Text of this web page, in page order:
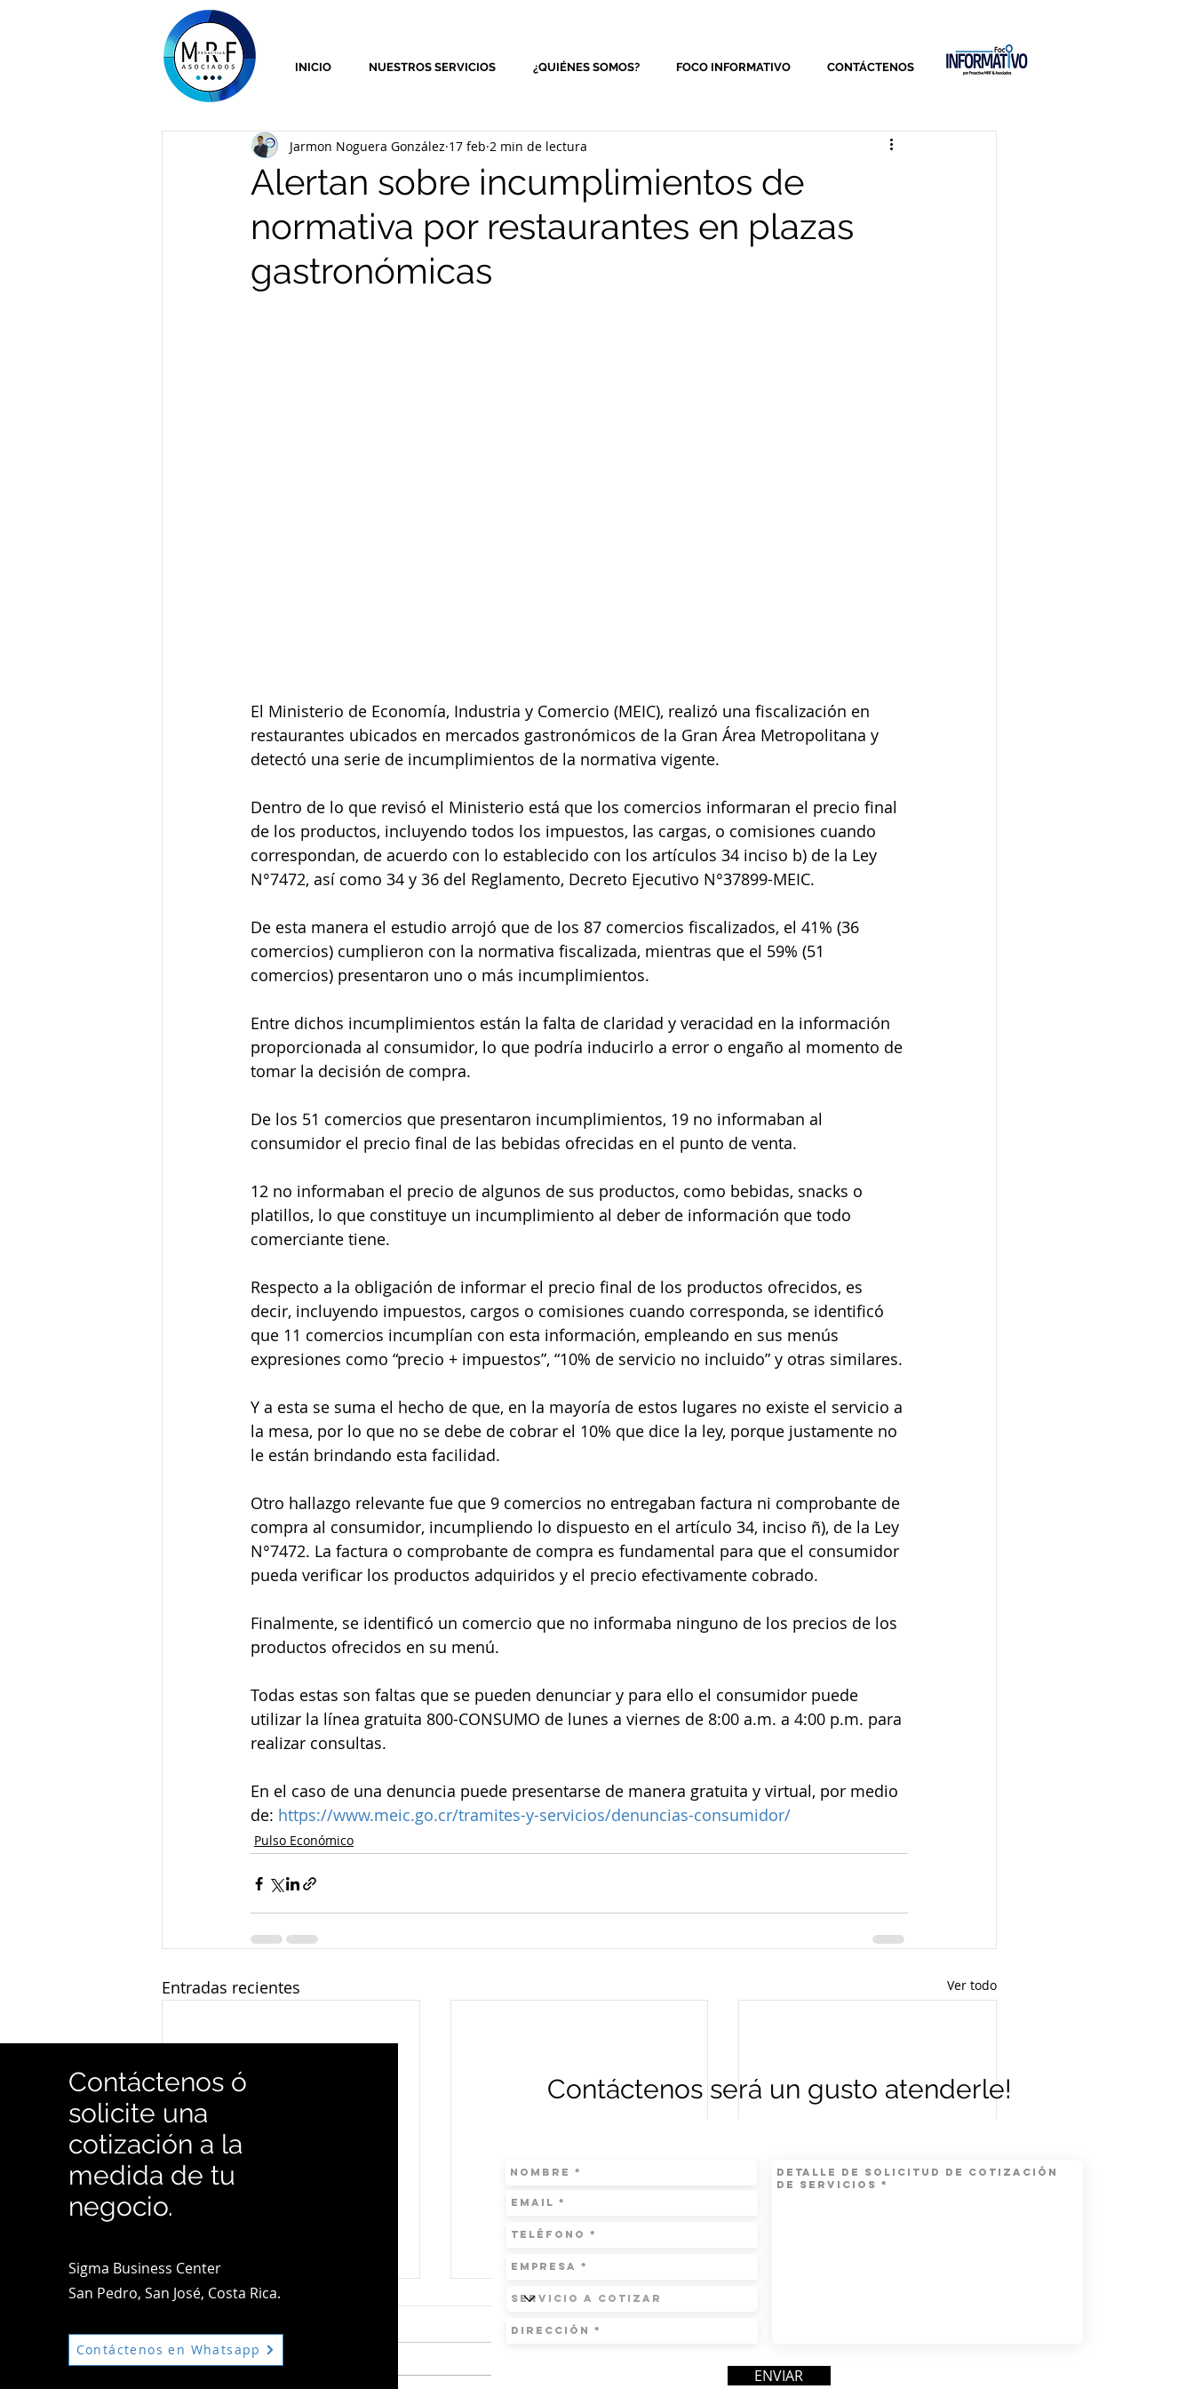
INICIO NUESTROS SERVICIOS ¿QUIÉNES SOMOS? FOCO INFORMATIVO CONTÁCTENOS
Alertan sobre incumplimientos de
normativa por restaurantes en plazas
gastronómicas
Jarmon Noguera González 17 feb 2 min de lectura
El Ministerio de Economía, Industria y Comercio (MEIC), realizó una fiscalización en
restaurantes ubicados en mercados gastronómicos de la Gran Área Metropolitana y
detectó una serie de incumplimientos de la normativa vigente.
Dentro de lo que revisó el Ministerio está que los comercios informaran el precio final
de los productos, incluyendo todos los impuestos, las cargas, o comisiones cuando
correspondan, de acuerdo con lo establecido con los artículos 34 inciso b) de la Ley
N°7472, así como 34 y 36 del Reglamento, Decreto Ejecutivo N°37899-MEIC.
De esta manera el estudio arrojó que de los 87 comercios fiscalizados, el 41% (36
comercios) cumplieron con la normativa fiscalizada, mientras que el 59% (51
comercios) presentaron uno o más incumplimientos.
Entre dichos incumplimientos están la falta de claridad y veracidad en la información
proporcionada al consumidor, lo que podría inducirlo a error o engaño al momento de
tomar la decisión de compra.
De los 51 comercios que presentaron incumplimientos, 19 no informaban al
consumidor el precio final de las bebidas ofrecidas en el punto de venta.
12 no informaban el precio de algunos de sus productos, como bebidas, snacks o
platillos, lo que constituye un incumplimiento al deber de información que todo
comerciante tiene.
Respecto a la obligación de informar el precio final de los productos ofrecidos, es
decir, incluyendo impuestos, cargos o comisiones cuando corresponda, se identificó
que 11 comercios incumplían con esta información, empleando en sus menús
expresiones como “precio + impuestos”, “10% de servicio no incluido” y otras similares.
Y a esta se suma el hecho de que, en la mayoría de estos lugares no existe el servicio a
la mesa, por lo que no se debe de cobrar el 10% que dice la ley, porque justamente no
le están brindando esta facilidad.
Otro hallazgo relevante fue que 9 comercios no entregaban factura ni comprobante de
compra al consumidor, incumpliendo lo dispuesto en el artículo 34, inciso ñ), de la Ley
N°7472. La factura o comprobante de compra es fundamental para que el consumidor
pueda verificar los productos adquiridos y el precio efectivamente cobrado.
Finalmente, se identificó un comercio que no informaba ninguno de los precios de los
productos ofrecidos en su menú.
Todas estas son faltas que se pueden denunciar y para ello el consumidor puede
utilizar la línea gratuita 800-CONSUMO de lunes a viernes de 8:00 a.m. a 4:00 p.m. para
realizar consultas.
En el caso de una denuncia puede presentarse de manera gratuita y virtual, por medio
de: https://www.meic.go.cr/tramites-y-servicios/denuncias-consumidor/
Pulso Económico
Entradas recientes Ver todo
Contáctenos ó
solicite una
cotización a la
medida de tu
negocio.
Sigma Business Center
San Pedro, San José, Costa Rica.
Contáctenos en Whatsapp
Contáctenos será un gusto atenderle!
ENVIAR